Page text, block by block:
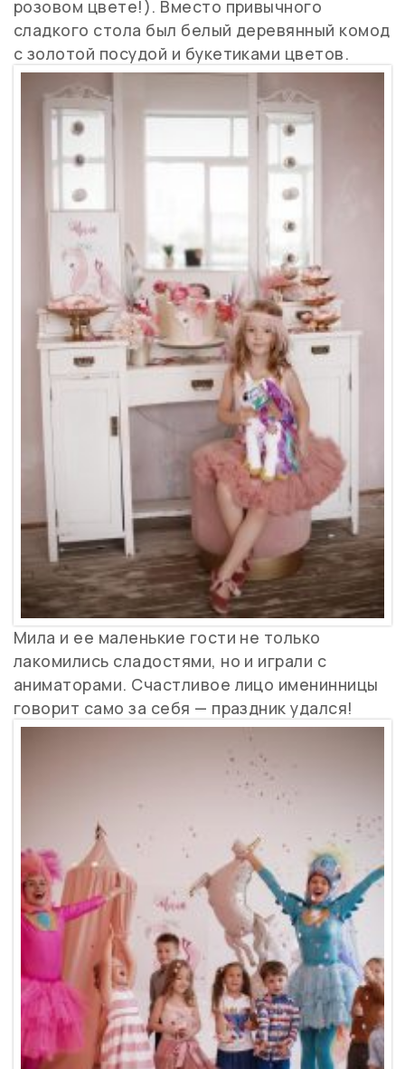
розовом цвете!). Вместо привычного
сладкого стола был белый деревянный комод
с золотой посудой и букетиками цветов.
Мила и ее маленькие гости не только
лакомились сладостями, но и играли с
аниматорами. Счастливое лицо именинницы
говорит само за себя — праздник удался!